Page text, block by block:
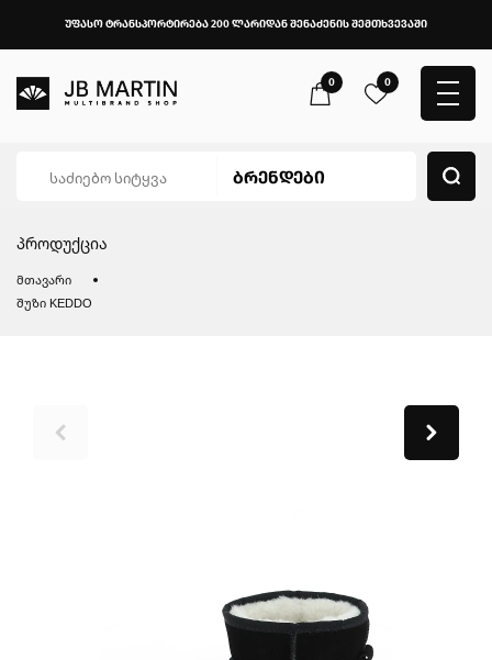
უფასო ტრანსპორტირება 200 ლარიდან შენაძენის შემთხვევაში
0 0
პროდუქცია
მთავარი
შუზი KEDDO